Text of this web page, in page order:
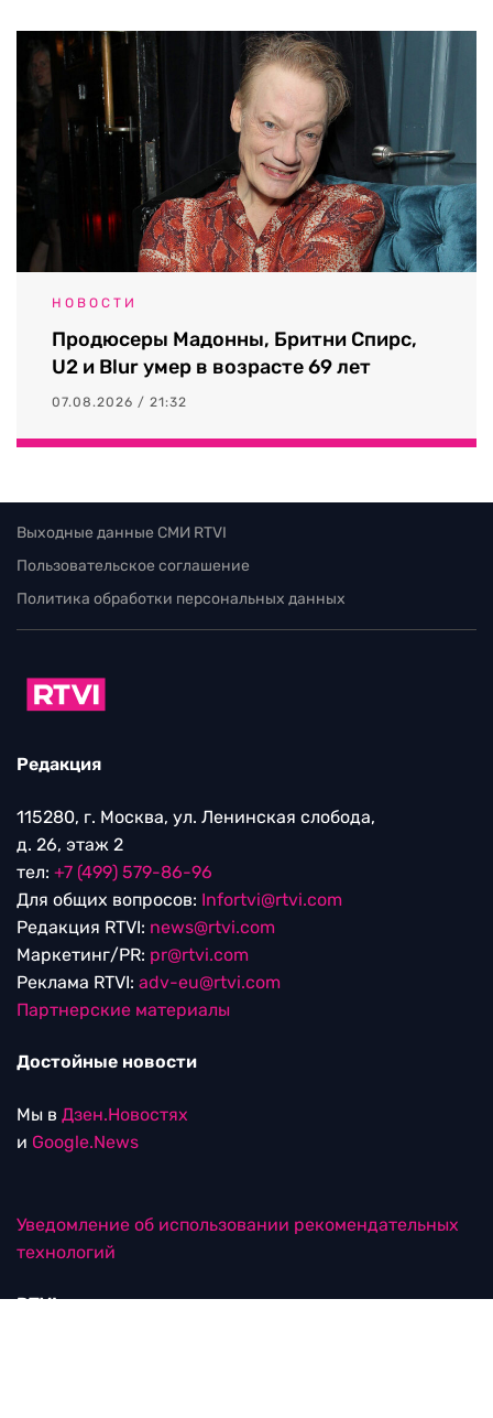
НОВОСТИ
Продюсеры Мадонны, Бритни Спирс,
U2 и Blur умер в возрасте 69 лет
07.08.2026 / 21:32
Выходные данные СМИ RTVI
Пользовательское соглашение
Политика обработки персональных данных
Редакция
115280, г. Москва, ул. Ленинская слобода,
д. 26, этаж 2
тел: +7 (499) 579-86-96
Для общих вопросов: Infortvi@rtvi.com
Редакция RTVI: news@rtvi.com
Маркетинг/PR: pr@rtvi.com
Реклама RTVI: adv-eu@rtvi.com
Партнерские материалы
Достойные новости
Мы в Дзен.Новостях
и Google.News
Уведомление об использовании рекомендательных
технологий
RTVI в соцсетях